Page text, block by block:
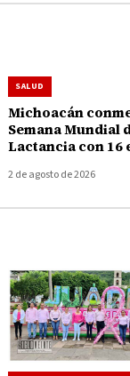
SALUD
Michoacán
Semana Mundial
Lactancia con 16
2 de agosto de 2026